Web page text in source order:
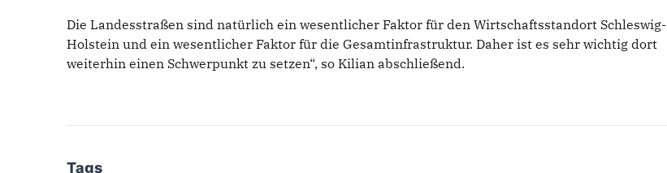
Die Landesstraßen sind natürlich ein wesentlicher Faktor für den Wirtschaftsstandort Schleswig-
Holstein und ein wesentlicher Faktor für die Gesamtinfrastruktur. Daher ist es sehr wichtig dort
weiterhin einen Schwerpunkt zu setzen“, so Kilian abschließend.
Tags